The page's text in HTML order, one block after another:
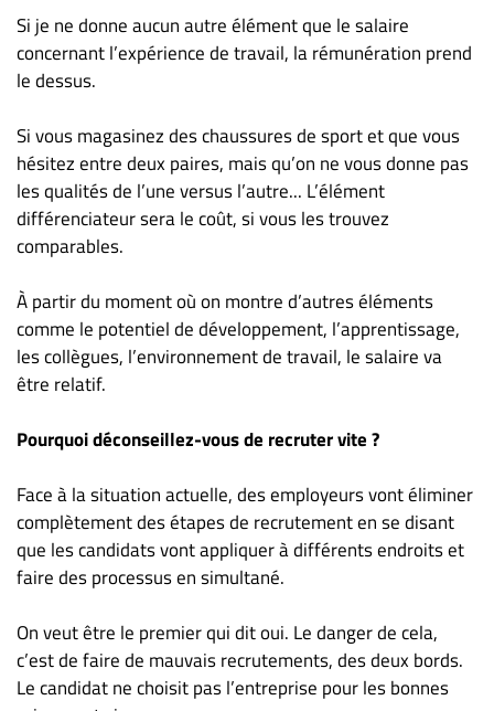
Si je ne donne aucun autre élément que le salaire
concernant l’expérience de travail, la rémunération prend
le dessus.
Si vous magasinez des chaussures de sport et que vous
hésitez entre deux paires, mais qu’on ne vous donne pas
les qualités de l’une versus l’autre... L’élément
différenciateur sera le coût, si vous les trouvez
comparables.
À partir du moment où on montre d’autres éléments
comme le potentiel de développement, l’apprentissage,
les collègues, l’environnement de travail, le salaire va
être relatif.
Pourquoi déconseillez-vous de recruter vite ?
Face à la situation actuelle, des employeurs vont éliminer
complètement des étapes de recrutement en se disant
que les candidats vont appliquer à différents endroits et
faire des processus en simultané.
On veut être le premier qui dit oui. Le danger de cela,
c’est de faire de mauvais recrutements, des deux bords.
Le candidat ne choisit pas l’entreprise pour les bonnes